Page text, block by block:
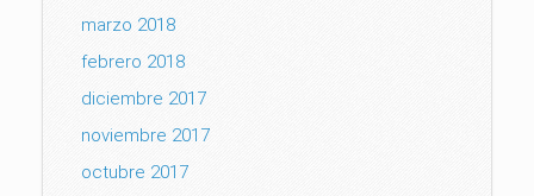
marzo 2018
febrero 2018
diciembre 2017
noviembre 2017
octubre 2017